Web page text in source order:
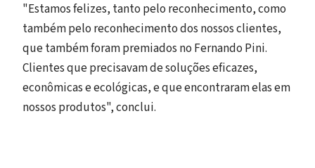
"Estamos felizes, tanto pelo reconhecimento, como
também pelo reconhecimento dos nossos clientes,
que também foram premiados no Fernando Pini.
Clientes que precisavam de soluções eficazes,
econômicas e ecológicas, e que encontraram elas em
nossos produtos", conclui.